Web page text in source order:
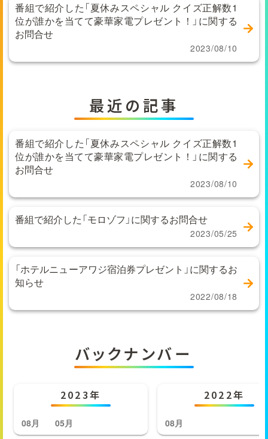
番組で紹介した「夏休みスペシャル クイズ正解数1
位が誰かを当てて豪華家電プレゼント！」に関する
お問合せ
2023/08/10
最近の記事
番組で紹介した「夏休みスペシャル クイズ正解数1
位が誰かを当てて豪華家電プレゼント！」に関する
お問合せ
2023/08/10
番組で紹介した「モロゾフ」に関するお問合せ
2023/05/25
「ホテルニューアワジ宿泊券プレゼント」に関するお
知らせ
2022/08/18
バックナンバー
2023年
08月 05月
2022年
08月